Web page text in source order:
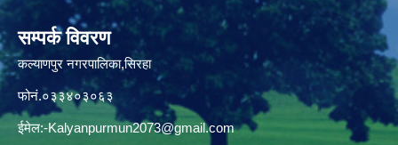
सम्पर्क विवरण
कल्याणपुर नगरपालिका,सिरहा
फोनं.०३३४०३०६३
ईमेल:-Kalyanpurmun2073@gmail.com